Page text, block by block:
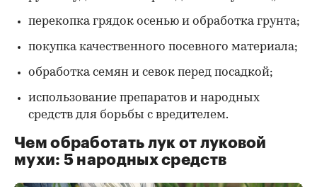
перекопка грядок осенью и обработка грунта;
покупка качественного посевного материала;
обработка семян и севок перед посадкой;
использование препаратов и народных
средств для борьбы с вредителем.
Чем обработать лук от луковой
мухи: 5 народных средств